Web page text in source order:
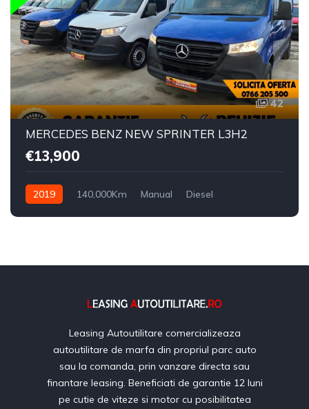
42
MERCEDES BENZ NEW SPRINTER L3H2
€13,900
2019 140,000Km Manual Diesel
Leasing Autoutilitare comercializeaza
autoutilitare de marfa din propriul parc auto
sau la comanda, prin vanzare directa sau
finantare leasing. Beneficiati de garantie 12 luni
pe cutie de viteze si motor cu posibilitatea